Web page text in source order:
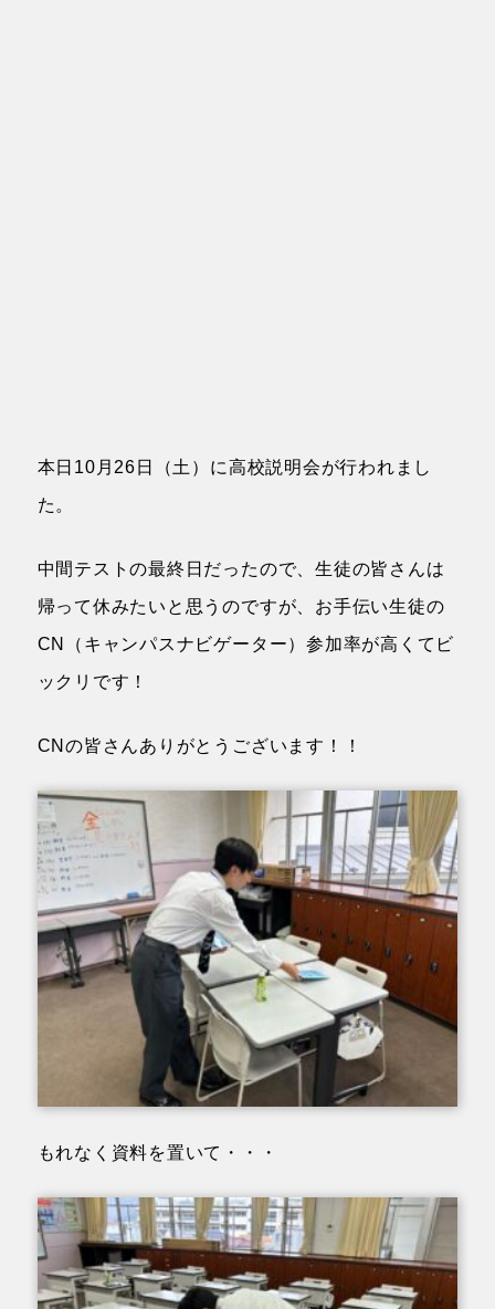
本日10月26日（土）に高校説明会が行われまし
た。
中間テストの最終日だったので、生徒の皆さんは
帰って休みたいと思うのですが、お手伝い生徒の
CN（キャンパスナビゲーター）参加率が高くてビ
ックリです！
CNの皆さんありがとうございます！！
もれなく資料を置いて・・・